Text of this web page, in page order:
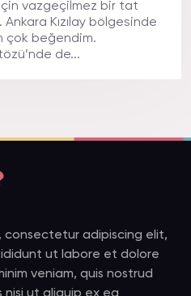
vazgeçilmez bir tat
Kızılay bölgesinde
çok beğendim.
de...
consectetur adipiscing elit,
ut labore et dolore
veniam, quis nostrud